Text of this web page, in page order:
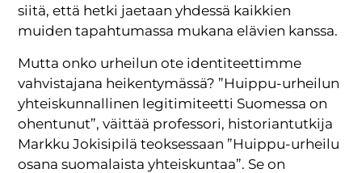
siitä, että hetki jaetaan yhdessä kaikkien
muiden tapahtumassa mukana elävien kanssa.
Mutta onko urheilun ote identiteettimme
vahvistajana heikentymässä? ”Huippu-urheilun
yhteiskunnallinen legitimiteetti Suomessa on
ohentunut”, väittää professori, historiantutkija
Markku Jokisipilä teoksessaan ”Huippu-urheilu
osana suomalaista yhteiskuntaa”. Se on